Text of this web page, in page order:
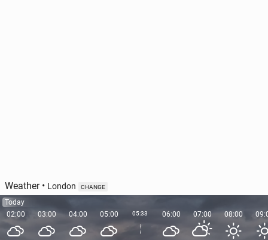
Weather• London CHANGE
Today
02:00
03:00 04:00 05:00 05:33 06:00 07:00 08:00